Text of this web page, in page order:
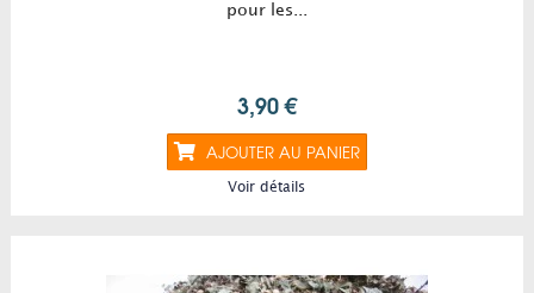
pour les...
3,90 €
AJOUTER AU PANIER
Voir détails